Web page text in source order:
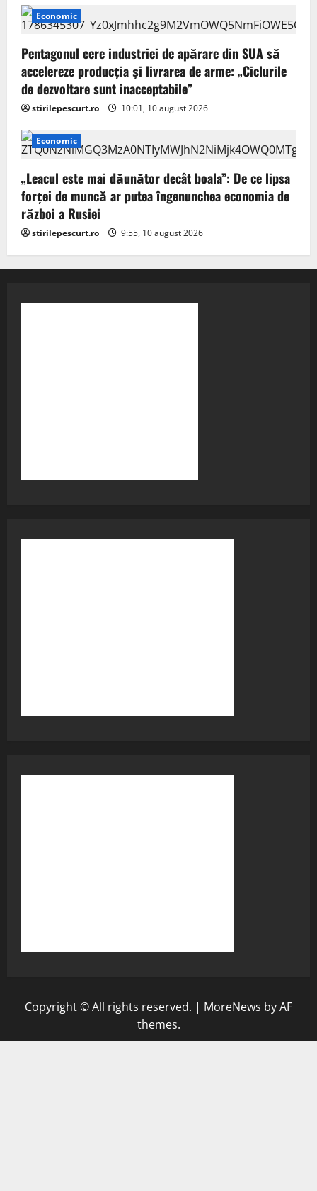
Economic
Pentagonul cere industriei de apărare din SUA să
accelereze producția și livrarea de arme: „Ciclurile
de dezvoltare sunt inacceptabile”
stirilepescurt.ro 10:01, 10 august 2026
Economic
„Leacul este mai dăunător decât boala”: De ce lipsa
forței de muncă ar putea îngenunchea economia de
război a Rusiei
stirilepescurt.ro 9:55, 10 august 2026
Copyright © All rights reserved. | MoreNews by AF
themes.